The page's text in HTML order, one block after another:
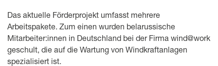
Das aktuelle Förderprojekt umfasst mehrere
Arbeitspakete. Zum einen wurden belarussische
Mitarbeiter:innen in Deutschland bei der Firma wind@work
geschult, die auf die Wartung von Windkraftanlagen
spezialisiert ist.